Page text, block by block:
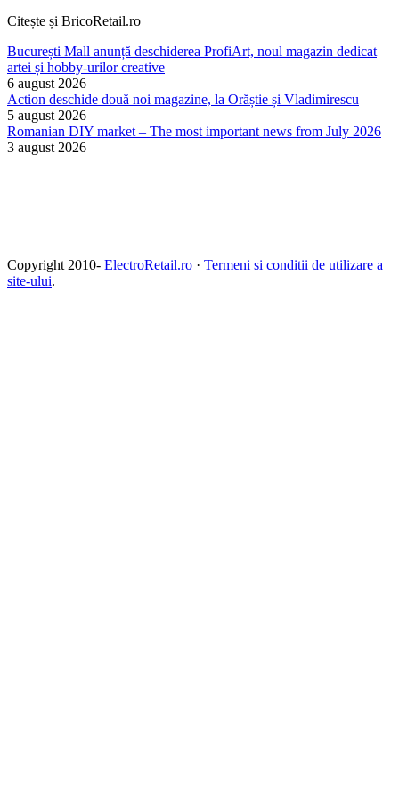
Citește și BricoRetail.ro
București Mall anunță deschiderea ProfiArt, noul magazin dedicat
artei și hobby-urilor creative
6 august 2026
Action deschide două noi magazine, la Orăștie și Vladimirescu
5 august 2026
Romanian DIY market – The most important news from July 2026
3 august 2026
Copyright 2010- ElectroRetail.ro · Termeni si conditii de utilizare a
site-ului.